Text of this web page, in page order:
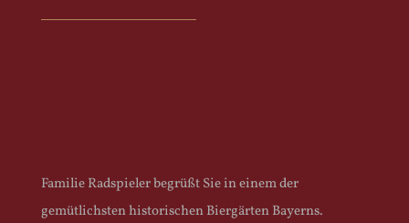
Familie Radspieler begrüßt Sie in einem der
gemütlichsten historischen Biergärten Bayerns.